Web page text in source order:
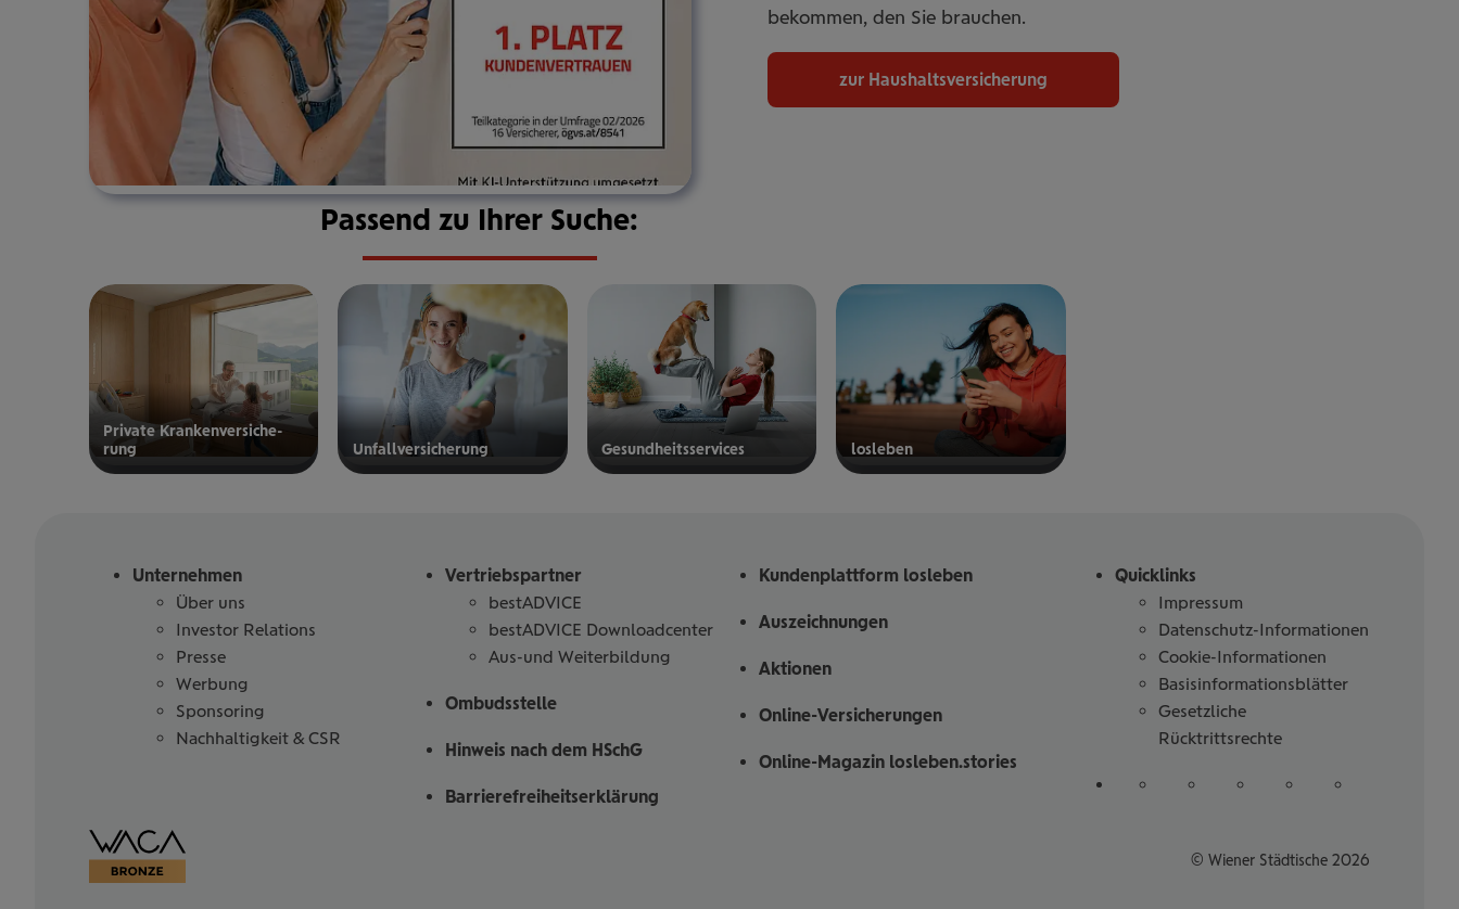
bekommen, den Sie brauchen.
zur Haushaltsversicherung
Passend zu Ihrer Suche:
Private Kran­ken­­­ver­si­che­
rung
zur privaten
Unfall­ver­si­che­rung Gesund­heits­ser­vices los­le­ben
Unternehmen
Über uns
Investor Relations
Presse
Werbung
Sponsoring
Nachhaltigkeit & CSR
Vertriebspartner
bestADVICE
bestADVICE Downloadcenter
Aus-und Weiterbildung
Ombudsstelle
Hinweis nach dem HSchG
Barrierefreiheitserklärung
Kundenplattform losleben
Auszeichnungen
Aktionen
Online-Versicherungen
Online-Magazin losleben.stories
Quicklinks
Impressum
Datenschutz-Informationen
Cookie-Informationen
Basisinformationsblätter
Gesetzliche
Rücktrittsrechte
Folgen
Barrierefreiheitserklärung
© Wiener Städtische 2026